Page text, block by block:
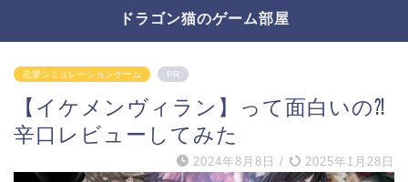
ドラゴン猫のゲーム部屋
恋愛シミュレーションゲーム PR
【イケメンヴィラン】って面白いの⁈
辛口レビューしてみた
2024年8月8日 / 2025年1月28日